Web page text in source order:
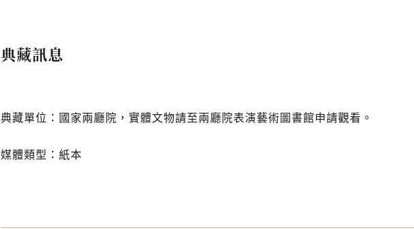
典藏訊息
典藏單位：國家兩廳院，實體文物請至兩廳院表演藝術圖書館申請觀看。
媒體類型：紙本